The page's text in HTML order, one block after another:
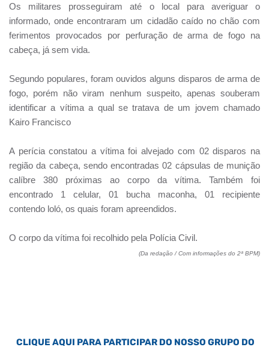
Os militares prosseguiram até o local para averiguar o
informado, onde encontraram um cidadão caído no chão com
ferimentos provocados por perfuração de arma de fogo na
cabeça, já sem vida.
Segundo populares, foram ouvidos alguns disparos de arma de
fogo, porém não viram nenhum suspeito, apenas souberam
identificar a vítima a qual se tratava de um jovem chamado
Kairo Francisco
A perícia constatou a vítima foi alvejado com 02 disparos na
região da cabeça, sendo encontradas 02 cápsulas de munição
calíbre 380 próximas ao corpo da vítima. Também foi
encontrado 1 celular, 01 bucha maconha, 01 recipiente
contendo loló, os quais foram apreendidos.
O corpo da vítima foi recolhido pela Polícia Civil.
(Da redação / Com informações do 2ª BPM)
CLIQUE AQUI PARA PARTICIPAR DO NOSSO GRUPO DO